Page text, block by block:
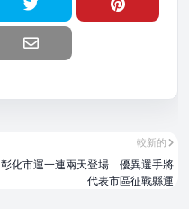
較新的
彰化市運一連兩天登場 優異選手將
代表市區征戰縣運